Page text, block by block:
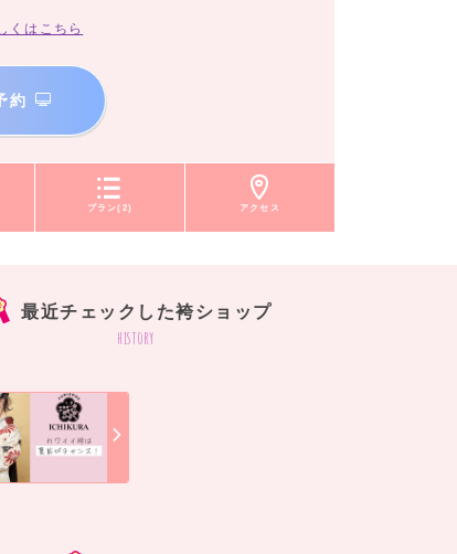
くはこちら
約
プラン(2) アクセス
最近チェックした袴ショップ
history